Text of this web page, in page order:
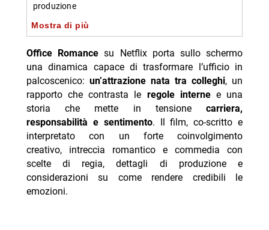
produzione
- office romance, regia di ol parker e scelte in stile
- come nasce la prima scena di bacio tra jackie e
daniel
- office romance, ostacoli e cambiamento del
contesto sociale
- kiss cam coldplay e un collegamento inatteso
durante le riprese
- office romance, jennifer lopez e brett goldstein:
chimica sul set
- office romance, poster e riferimenti visivi legati alle
Mostra di più
Office Romance su Netflix porta sullo schermo
una dinamica capace di trasformare l’ufficio in
palcoscenico: un’attrazione nata tra colleghi, un
rapporto che contrasta le regole internee una
storia che mette in tensionecarriera,
responsabilità e sentimento. Il film, co-scritto e
interpretato con un forte coinvolgimento
creativo, intreccia romantico e commedia con
scelte di regia, dettagli di produzione e
considerazioni su come rendere credibili le
emozioni.